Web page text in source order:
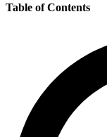
Table of Contents